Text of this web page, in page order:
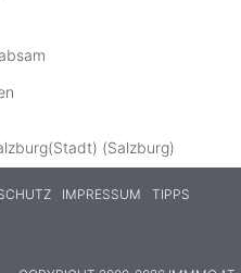
(Salzburg)
IMPRESSUM
TIPPS